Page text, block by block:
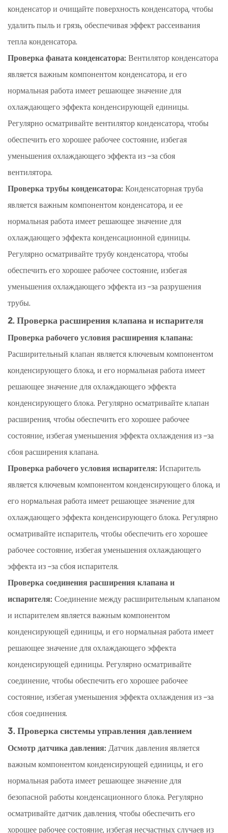
конденсатор и очищайте поверхность конденсатора, чтобы
удалить пыль и грязь, обеспечивая эффект рассеивания
тепла конденсатора.
Проверка фаната конденсатора: Вентилятор конденсатора
является важным компонентом конденсатора, и его
нормальная работа имеет решающее значение для
охлаждающего эффекта конденсирующей единицы.
Регулярно осматривайте вентилятор конденсатора, чтобы
обеспечить его хорошее рабочее состояние, избегая
уменьшения охлаждающего эффекта из -за сбоя
вентилятора.
Проверка трубы конденсатора: Конденсаторная труба
является важным компонентом конденсатора, и ее
нормальная работа имеет решающее значение для
охлаждающего эффекта конденсационной единицы.
Регулярно осматривайте трубу конденсатора, чтобы
обеспечить его хорошее рабочее состояние, избегая
уменьшения охлаждающего эффекта из -за разрушения
трубы.
2. Проверка расширения клапана и испарителя
Проверка рабочего условия расширения клапана:
Расширительный клапан является ключевым компонентом
конденсирующего блока, и его нормальная работа имеет
решающее значение для охлаждающего эффекта
конденсирующего блока. Регулярно осматривайте клапан
расширения, чтобы обеспечить его хорошее рабочее
состояние, избегая уменьшения эффекта охлаждения из -за
сбоя расширения клапана.
Проверка рабочего условия испарителя: Испаритель
является ключевым компонентом конденсирующего блока, и
его нормальная работа имеет решающее значение для
охлаждающего эффекта конденсирующего блока. Регулярно
осматривайте испаритель, чтобы обеспечить его хорошее
рабочее состояние, избегая уменьшения охлаждающего
эффекта из -за сбоя испарителя.
Проверка соединения расширения клапана и
испарителя: Соединение между расширительным клапаном
и испарителем является важным компонентом
конденсирующей единицы, и его нормальная работа имеет
решающее значение для охлаждающего эффекта
конденсирующей единицы. Регулярно осматривайте
соединение, чтобы обеспечить его хорошее рабочее
состояние, избегая уменьшения эффекта охлаждения из -за
сбоя соединения.
3. Проверка системы управления давлением
Осмотр датчика давления: Датчик давления является
важным компонентом конденсирующей единицы, и его
нормальная работа имеет решающее значение для
безопасной работы конденсационного блока. Регулярно
осматривайте датчик давления, чтобы обеспечить его
хорошее рабочее состояние, избегая несчастных случаев из